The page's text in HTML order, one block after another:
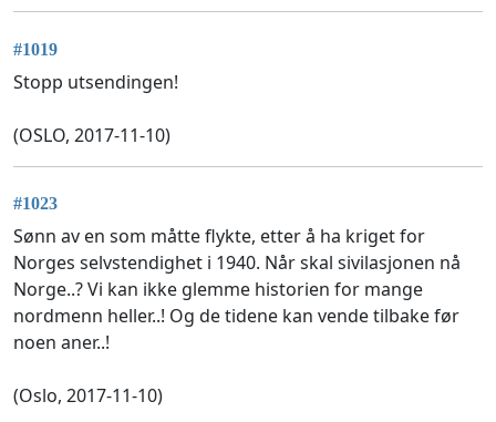
#1019
Stopp utsendingen!
(OSLO, 2017-11-10)
#1023
Sønn av en som måtte flykte, etter å ha kriget for
Norges selvstendighet i 1940. Når skal sivilasjonen nå
Norge..? Vi kan ikke glemme historien for mange
nordmenn heller..! Og de tidene kan vende tilbake før
noen aner..!
(Oslo, 2017-11-10)